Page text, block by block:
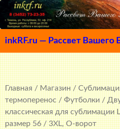
inkRF.ru — Рассвет Вашего
К
СОДЕРЖИМОМУ
Главная/Магазин/
термоперенос/Футболки/
классическая для сублимации
размер 56 / 3XL, О-ворот